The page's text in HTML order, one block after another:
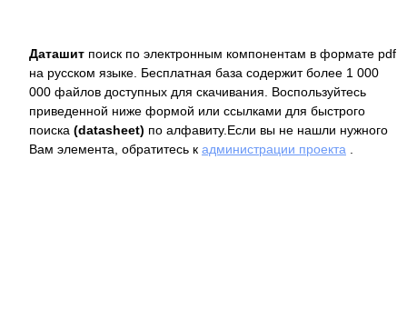
Даташит поиск по электронным компонентам в формате pdf
на русском языке. Бесплатная база содержит более 1 000
000 файлов доступных для скачивания. Воспользуйтесь
приведенной ниже формой или ссылками для быстрого
поиска (datasheet) по алфавиту.Если вы не нашли нужного
Вам элемента, обратитесь к администрации проекта